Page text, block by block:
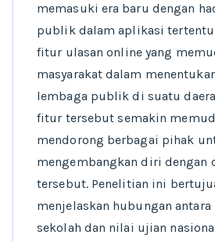
memasuki era baru dengan
publik dalam aplikasi
fitur ulasan online yang
masyarakat dalam
lembaga publik di suatu
fitur tersebut semakin
mendorong berbagai pihak
mengembangkan diri dengan
tersebut. Penelitian ini
menjelaskan hubungan
sekolah dan nilai ujian